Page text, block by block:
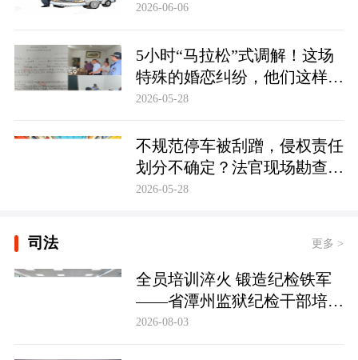
2026-06-06
5小时“马拉松”式调解！这场
特殊的婚恋纠纷，他们这样化
解……
2026-05-28
不规范停车被刮蹭，侵权责任
划分不确定？法官现场勘查定
争纷
2026-05-28
司法 更多 >
全员培训淬火 锻造纪检铁军
——省潭州监狱纪检干部培训
实现全覆盖
2026-08-03